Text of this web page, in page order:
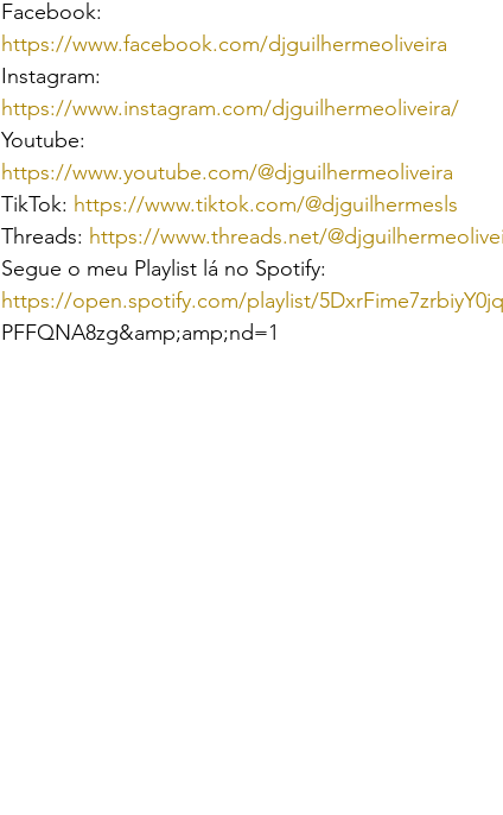
Facebook:
https://www.facebook.com/djguilhermeoliveira
Instagram:
https://www.instagram.com/djguilhermeoliveira/
Youtube:
https://www.youtube.com/@djguilhermeoliveira
TikTok: https://www.tiktok.com/@djguilhermesls
Threads: https://www.threads.net/
Segue o meu Playlist lá no Spotify:
https://open.spotify.com/playlist/
PFFQNA8zg&amp;amp;nd=1